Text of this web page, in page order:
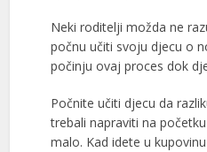
Neki roditelji možda ne
počnu učiti svoju djecu o
počinju ovaj proces dok
Počnite učiti djecu da
trebali napraviti na
malo. Kad idete u